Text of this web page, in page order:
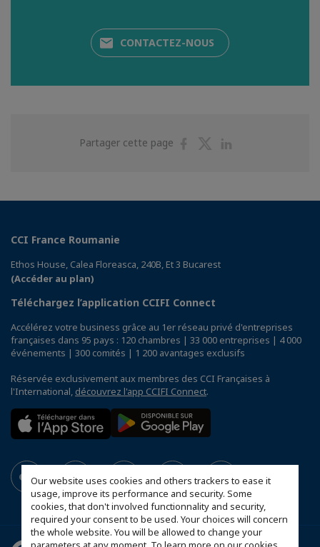
Our website uses cookies and others trackers to ease it
usage, improve its performance and security. Some
cookies, that don't involved functionnality and security,
required your consent to be used. Your choices will concern
the whole website. You will be allowed to change your
CONTACTEZ-NOUS
Partager cette page
PartagerPartager
CCI France Roumanie
Ethos House, Calea Floreasca, 240B, Et 3 Bucarest
(Accéder au plan)
Téléchargez l’application CCIFI Connect
Accélérez votre business grâce au 1er réseau privé d'entreprises
françaises dans 95 pays : 120 chambres | 33 000 entreprises | 4 000
événements | 300 comités | 1 200 avantages exclusifs
Réservée exclusivement aux membres des CCI Françaises à
l'International, découvrez l'app CCIFI Connect.